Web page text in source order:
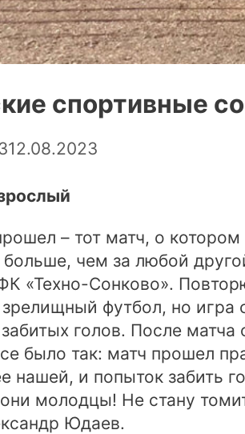
спортивные
12.08.2023
– тот матч, о
больше, чем за любой
«Техно-Сонково».
футбол, но игра
голов. После матча
было так: матч прошел
нашей, и попыток забить
молодцы! Не стану
Юдаев.